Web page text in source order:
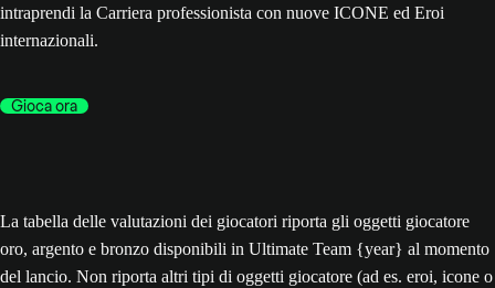
intraprendi la Carriera professionista con nuove ICONE ed Eroi
internazionali.
Gioca ora
La tabella delle valutazioni dei giocatori riporta gli oggetti giocatore
oro, argento e bronzo disponibili in Ultimate Team {year} al momento
del lancio. Non riporta altri tipi di oggetti giocatore (ad es. eroi, icone o